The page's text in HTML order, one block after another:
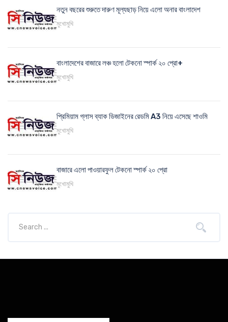
নতুন বছরের শুরুতে দারুণ মূল্যছাড় নিয়ে এলো অনার বাংলাদেশ
মুখোমুখি
বাংলাদেশের বাজারে লঞ্চ হলো টেকনো স্পার্ক ২০ প্রো+
মুখোমুখি
প্রিমিয়াম গ্লাস ব্যাক ডিজাইনের রেডমি A3 নিয়ে এসেছে শাওমি
মুখোমুখি
বাজারে এলো পাওয়ারফুল টেকনো স্পার্ক ২০ প্রো
মুখোমুখি